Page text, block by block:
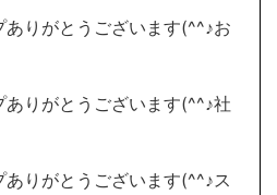
ありがとうございます(^^♪お
ありがとうございます(^^♪社
ありがとうございます(^^♪ス